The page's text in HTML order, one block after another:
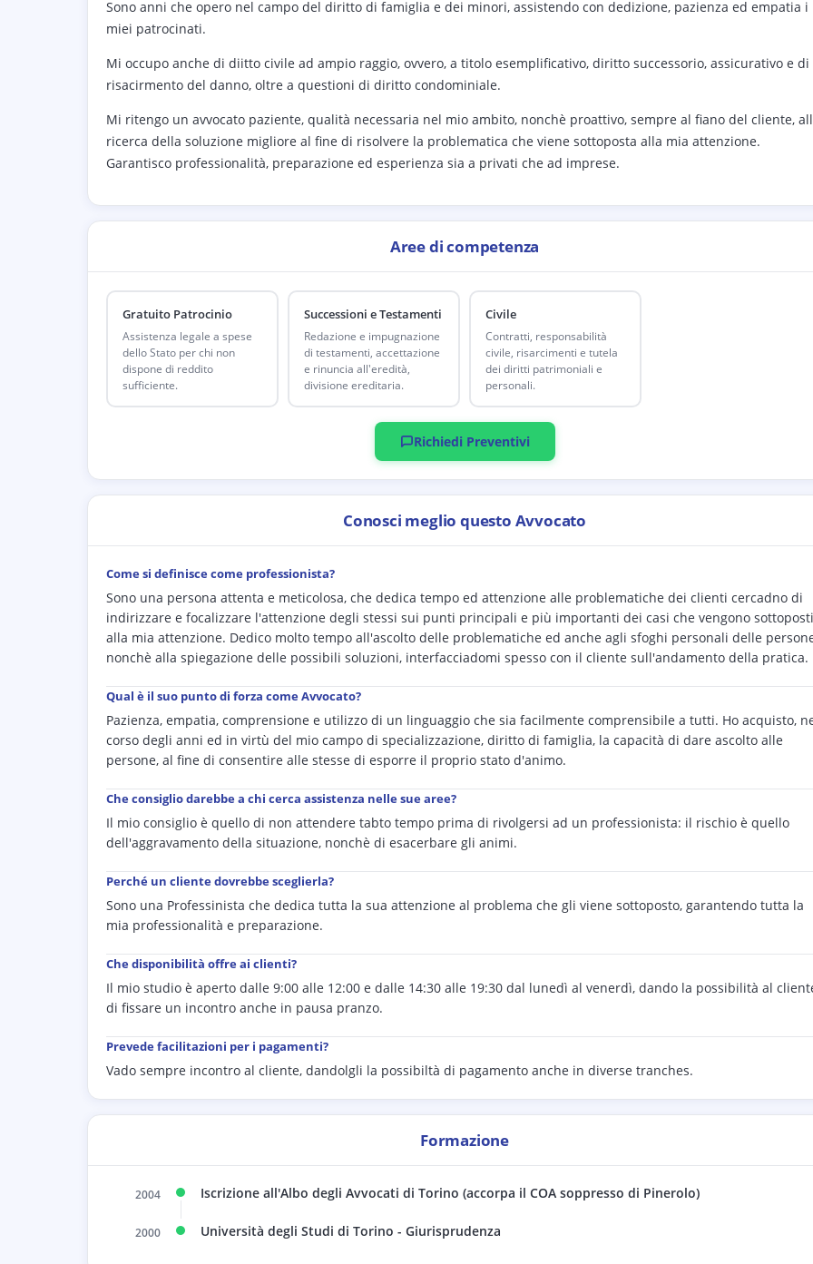
Sono anni che opero nel campo del diritto di famiglia e dei minori, assistendo con dedizione, pazienza ed empatia i
miei patrocinati.
Mi occupo anche di diitto civile ad ampio raggio, ovvero, a titolo esemplificativo, diritto successorio, assicurativo e di
risacirmento del danno, oltre a questioni di diritto condominiale.
Mi ritengo un avvocato paziente, qualità necessaria nel mio ambito, nonchè proattivo, sempre al fiano del cliente,
ricerca della soluzione migliore al fine di risolvere la problematica che viene sottoposta alla mia attenzione.
Garantisco professionalità, preparazione ed esperienza sia a privati che ad imprese.
Aree di competenza
Gratuito Patrocinio
Assistenza legale a spese
dello Stato per chi non
dispone di reddito
sufficiente.
Successioni e Testamenti
Redazione e impugnazione
di testamenti, accettazione
e rinuncia all'eredità,
divisione ereditaria.
Civile
Contratti, responsabilità
civile, risarcimenti e tutela
dei diritti patrimoniali e
personali.
Richiedi Preventivi
Conosci meglio questo Avvocato
Come si definisce come professionista?
Sono una persona attenta e meticolosa, che dedica tempo ed attenzione alle problematiche dei clienti cercadno di
indirizzare e focalizzare l'attenzione degli stessi sui punti principali e più importanti dei casi che vengono sottoposti
alla mia attenzione. Dedico molto tempo all'ascolto delle problematiche ed anche agli sfoghi personali delle
nonchè alla spiegazione delle possibili soluzioni, interfacciadomi spesso con il cliente sull'andamento della pratica.
Qual è il suo punto di forza come Avvocato?
Pazienza, empatia, comprensione e utilizzo di un linguaggio che sia facilmente comprensibile a tutti. Ho acquisto,
corso degli anni ed in virtù del mio campo di specializzazione, diritto di famiglia, la capacità di dare ascolto alle
persone, al fine di consentire alle stesse di esporre il proprio stato d'animo.
Che consiglio darebbe a chi cerca assistenza nelle sue aree?
Il mio consiglio è quello di non attendere tabto tempo prima di rivolgersi ad un professionista: il rischio è quello
dell'aggravamento della situazione, nonchè di esacerbare gli animi.
Perché un cliente dovrebbe sceglierla?
Sono una Professinista che dedica tutta la sua attenzione al problema che gli viene sottoposto, garantendo tutta la
mia professionalità e preparazione.
Che disponibilità offre ai clienti?
Il mio studio è aperto dalle 9:00 alle 12:00 e dalle 14:30 alle 19:30 dal lunedì al venerdì, dando la possibilità al
di fissare un incontro anche in pausa pranzo.
Prevede facilitazioni per i pagamenti?
Vado sempre incontro al cliente, dandolgli la possibiltà di pagamento anche in diverse tranches.
Formazione
2004 Iscrizione all'Albo degli Avvocati di Torino (accorpa il COA soppresso di Pinerolo)
2000 Università degli Studi di Torino - Giurisprudenza